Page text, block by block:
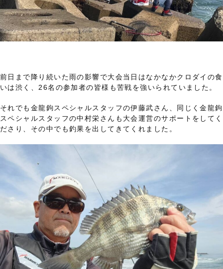
前日まで降り続いた雨の影響で大会当日はなかなかクロダイの食
いは渋く、26名の参加者の皆様も苦戦を強いられていました。
それでも金龍鉤スペシャルスタッフの伊藤武さん、同じく金龍鉤
スペシャルスタッフの中村栄さんも大会運営のサポートをしてく
ださり、その中でも釣果を出してきてくれました。